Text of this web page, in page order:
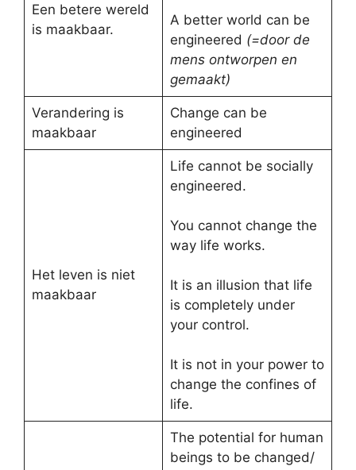
Een betere wereld
is maakbaar.
A better world can be
engineered (=door de
mens ontworpen en
gemaakt)
Verandering is
maakbaar
Change can be
engineered
Het leven is niet
maakbaar
Life cannot be socially
engineered.
You cannot change the
way life works.
It is an illusion that life
is completely under
your control.
It is not in your power to
change the confines of
life.
The potential for human
beings to be changed/